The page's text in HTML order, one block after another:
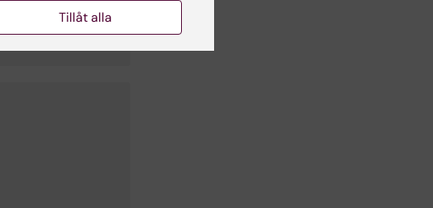
Tillåt alla